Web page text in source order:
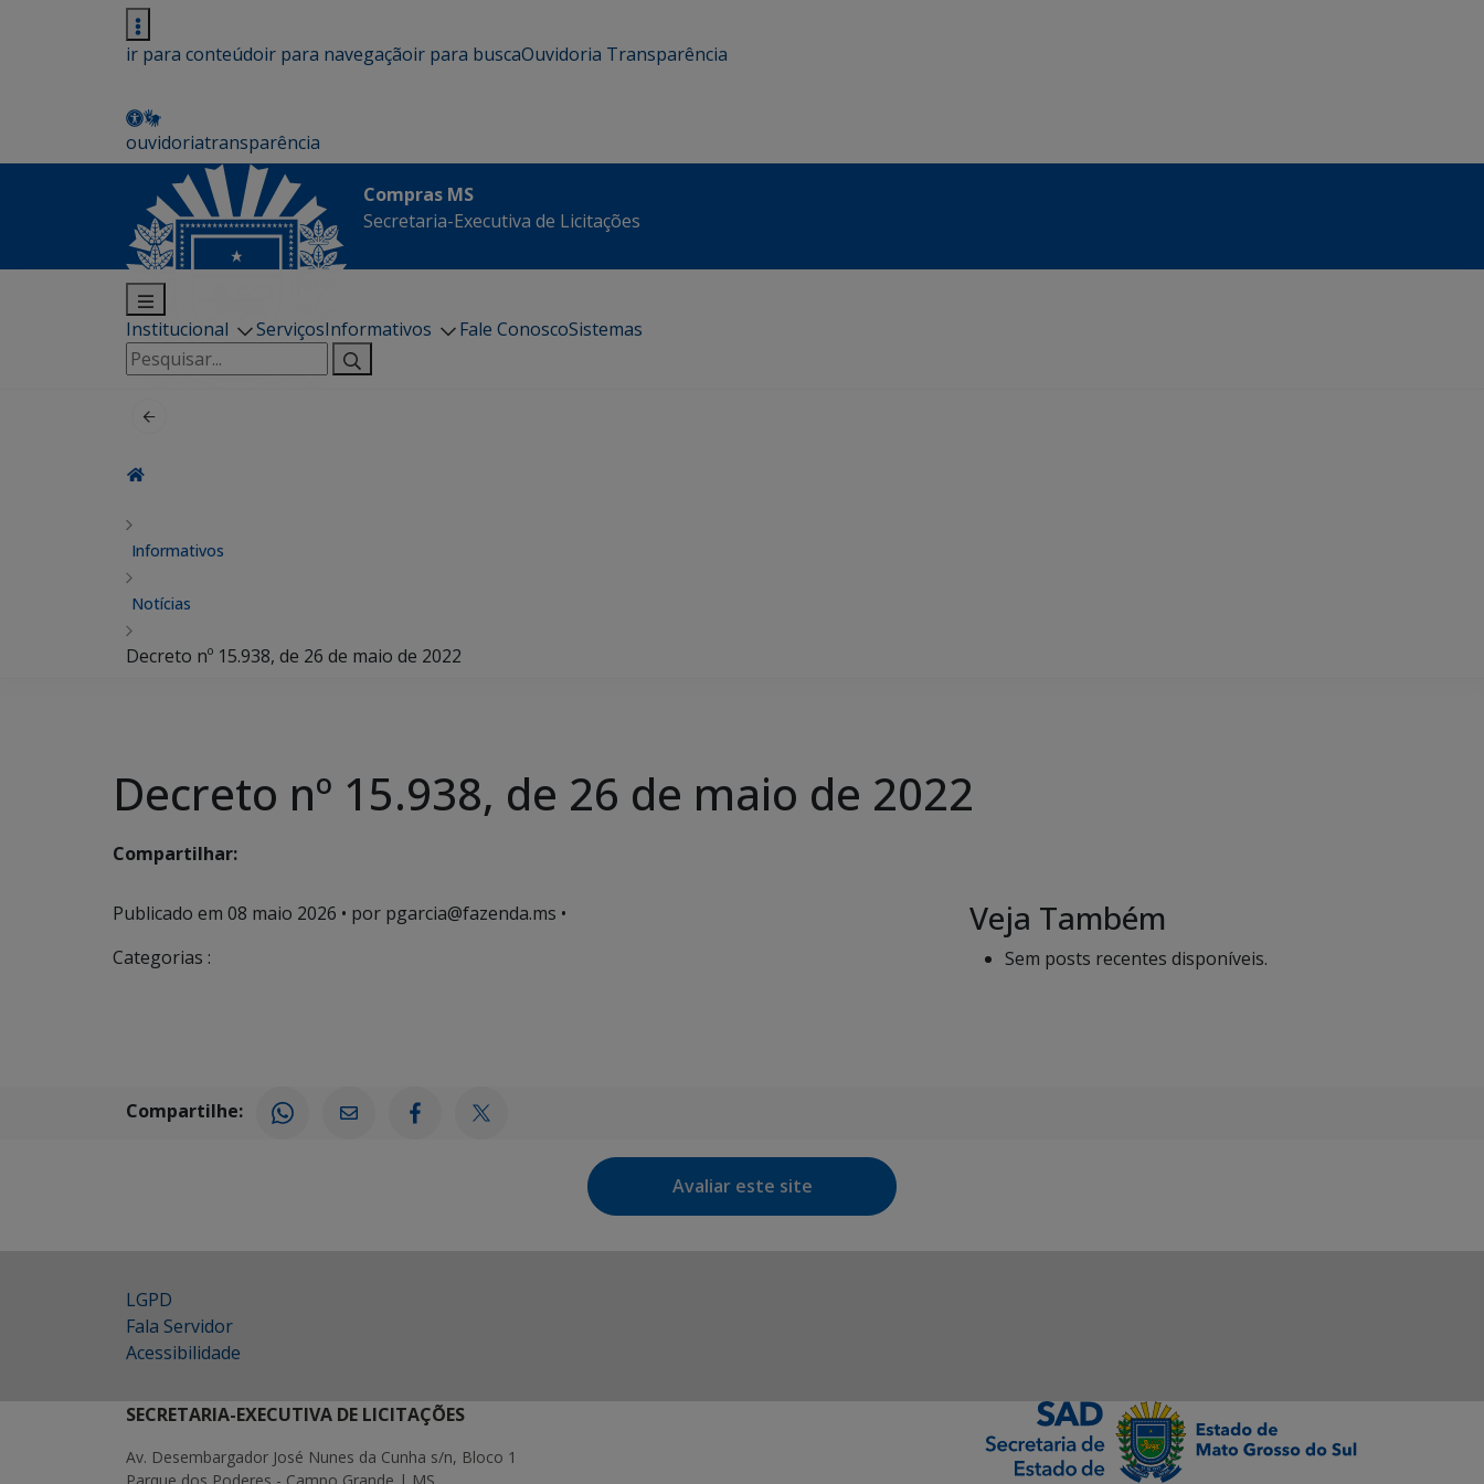
ir para conteúdoir para navegaçãoir para buscaOuvidoria Transparência
ouvidoriatransparência
Compras MS
Secretaria-Executiva de Licitações
Institucional ServiçosInformativos Fale ConoscoSistemas
Pesquisar
por:
Informativos
Notícias
Decreto nº 15.938, de 26 de maio de 2022
Decreto nº 15.938, de 26 de maio de 2022
Compartilhar:
Publicado em 08 maio 2026 • por pgarcia@fazenda.ms •
Categorias :
Veja Também
Sem posts recentes disponíveis.
Compartilhe:
Avaliar este site
LGPD
Fala Servidor
Acessibilidade
SECRETARIA-EXECUTIVA DE LICITAÇÕES
Av. Desembargador José Nunes da Cunha s/n, Bloco 1